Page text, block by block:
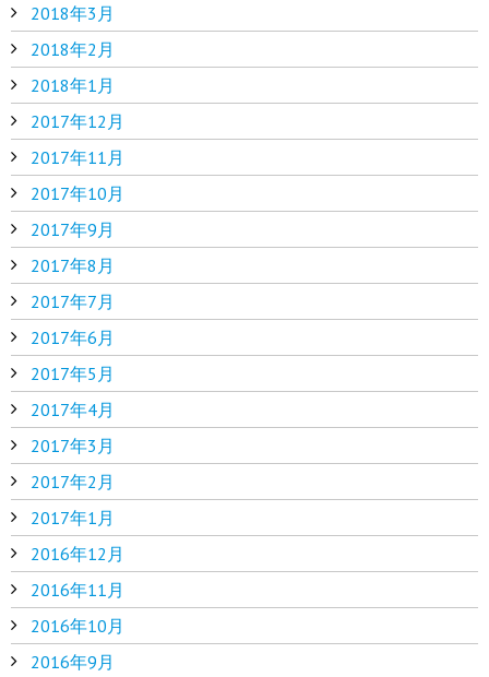
2018年3月
2018年2月
2018年1月
2017年12月
2017年11月
2017年10月
2017年9月
2017年8月
2017年7月
2017年6月
2017年5月
2017年4月
2017年3月
2017年2月
2017年1月
2016年12月
2016年11月
2016年10月
2016年9月